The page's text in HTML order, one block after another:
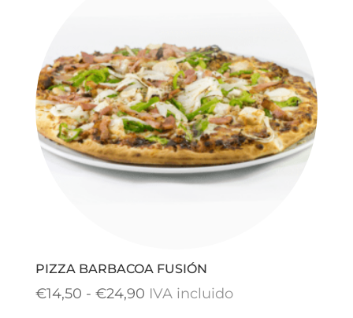
hasta
€25,90
PIZZA BARBACOA FUSIÓN
€14,50 - €24,90Rango
IVA incluido